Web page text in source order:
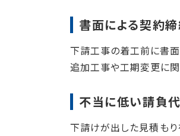
書面による契約
下請工事の着工前に書面
追加工事や工期変更に関
不当に低い請負
下請けが出した見積も